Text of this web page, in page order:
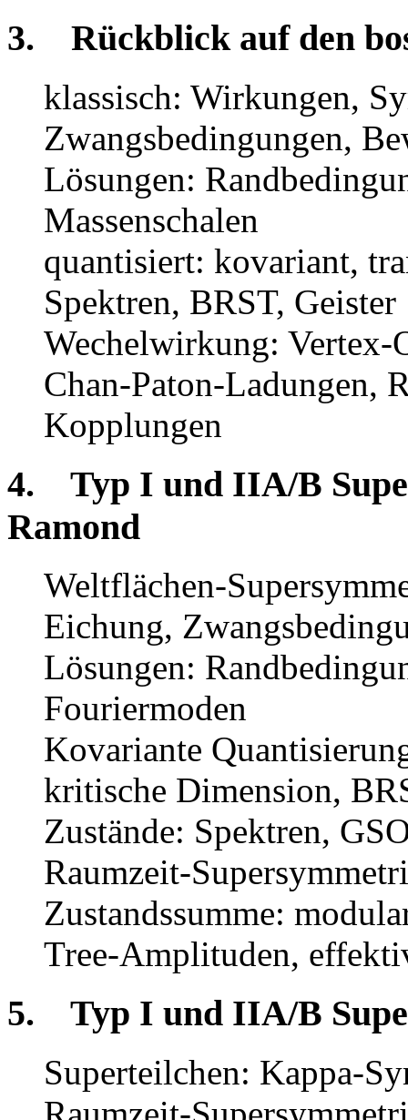
3. Rückblick auf den
klassisch: Wirkungen,
Zwangsbedingungen,
Lösungen:
Massenschalen
quantisiert: kovariant,
Spektren, BRST, Geister
Wechelwirkung: Vertex-
Chan-Paton-Ladungen,
Kopplungen
4. Typ I und IIA/B
Ramond
Weltflächen-
Eichung,
Lösungen:
Fouriermoden
Kovariante
kritische Dimension,
Zustände: Spektren,
Raumzeit-
Zustandssumme:
Tree-Amplituden,
5. Typ I und IIA/B
Superteilchen: Kappa-